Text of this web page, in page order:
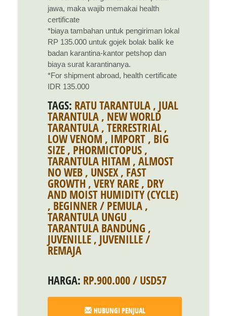
jawa, maka wajib memakai health
certificate
*biaya tambahan untuk pengiriman lokal
RP 135.000 untuk gojek bolak balik ke
badan karantina-kantor petshop dan
biaya surat karantinanya.
*For shipment abroad, health certificate
IDR 135.000
TAGS: RATU TARANTULA , JUAL
TARANTULA , NEW WORLD
TARANTULA , TERRESTRIAL ,
LOW VENOM , IMPORT , BIG
SIZE , PHORMICTOPUS ,
TARANTULA HITAM , ALMOST
NO WEB , UNSEX, FAST
GROWTH , VERY RARE , DRY
AND MOIST HUMIDITY (CYCLE)
, BEGINNER / PEMULA ,
TARANTULA UNGU ,
TARANTULA BANDUNG ,
JUVENILLE , JUVENILLE /
REMAJA
HARGA: RP.900.000 / USD57
HUBUNGI PENJUAL